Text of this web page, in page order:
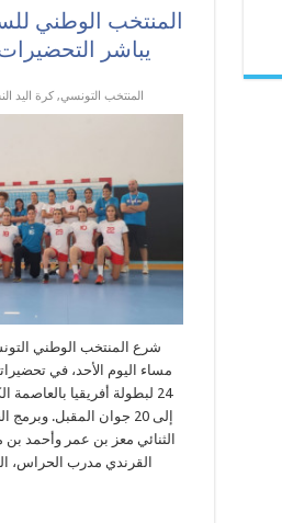
المنتخب الوطني
يباشر
المنتخب التونسي,كرة اليد
شرع المنتخب الوطني
مساء اليوم الأحد، في
إلى 20 جوان المقبل.
الثنائي معز بن عمر وأحمد
القرندي مدرب الحراس،